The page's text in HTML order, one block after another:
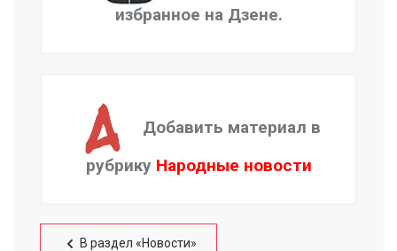
избранное на Дзене.
Добавить материал в
рубрику Народные новости
В раздел «Новости»